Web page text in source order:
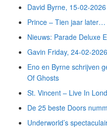
David Byrne, 15-02-2026
Prince – Tien jaar later…
Nieuws: Parade Deluxe
Gavin Friday, 24-02-2026
Eno en Byrne schrijven
Of Ghosts
St. Vincent – Live In
De 25 beste Doors
Underworld’s